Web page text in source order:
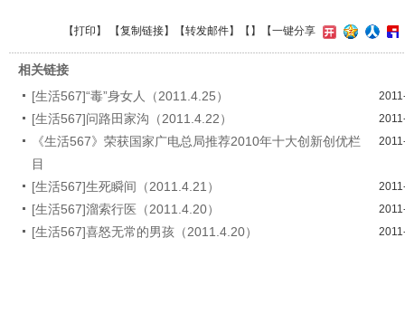
【打印 】 【复制链接】【转发邮件】【 】 【一键分享
相关链接
[生活567]“毒”身女人（2011.4.25）
[生活567]问路田家沟（2011.4.22）
《生活567》荣获国家广电总局推荐2010年十大创新创优栏
目
[生活567]生死瞬间（2011.4.21）
[生活567]溜索行医（2011.4.20）
[生活567]喜怒无常的男孩（2011.4.20）